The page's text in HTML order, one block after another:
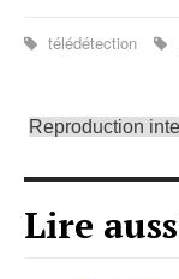
télédétection
Reproduction
Lire